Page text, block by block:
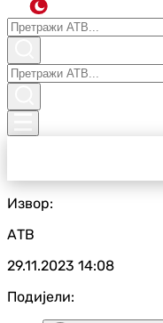
Извор:
АТВ
29.11.2023 14:08
Подијели: